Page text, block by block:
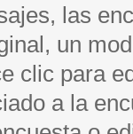
las
un
clic para
a la